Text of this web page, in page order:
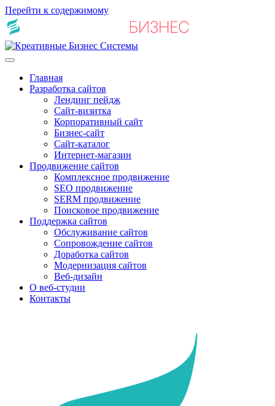
Перейти к содержимому
Главная
Разработка сайтов
Лендинг пейдж
Сайт-визитка
Корпоративный сайт
Бизнес-сайт
Сайт-каталог
Интернет-магазин
Продвижение сайтов
Комплексное продвижение
SEO продвижение
SERM продвижение
Поисковое продвижение
Поддержка сайтов
Обслуживание сайтов
Сопровождение сайтов
Доработка сайтов
Модернизация сайтов
Веб-дизайн
О веб-студии
Контакты